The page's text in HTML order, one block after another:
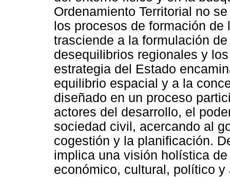
Ordenamiento Territorial no
los procesos de formación
trasciende a la formulación
desequilibrios regionales y
estrategia del Estado
equilibrio espacial y a la
diseñado en un proceso
actores del desarrollo, el
sociedad civil, acercando al
cogestión y la planificación.
implica una visión holística
económico, cultural, político y